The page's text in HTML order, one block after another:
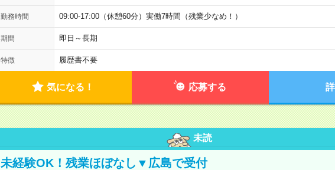
勤務時間 09:00-17:00（休憩60分）実働7時間（残業少なめ！）
期間 即日～長期
特徴 履歴書不要
気になる！ 応募する
未読
未経験OK！残業ほぼなし▼広島で受付